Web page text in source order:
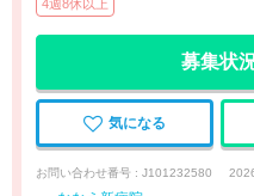
4週8休以上
募集状
気になる
お問い合わせ番号 : J101232580